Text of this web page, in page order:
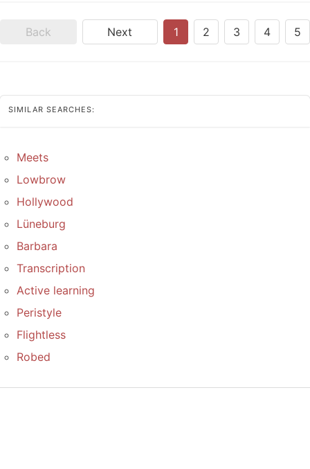
Back Next 1 2 3 4 5
SIMILAR SEARCHES:
Meets
Lowbrow
Hollywood
Lüneburg
Barbara
Transcription
Active learning
Peristyle
Flightless
Robed